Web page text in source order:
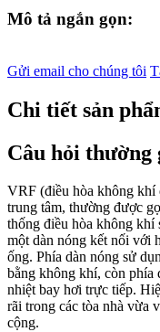
Mô tả ngắn gọn:
Gửi email cho chúng tôi
Chi tiết sản
Câu hỏi thường
VRF (điều hòa không khí
trung tâm, thường được
thống điều hòa không khí
một dàn nóng kết nối với
ống. Phía dàn nóng sử
bằng không khí, còn phía
nhiệt bay hơi trực tiếp.
rãi trong các tòa nhà vừa
cộng.